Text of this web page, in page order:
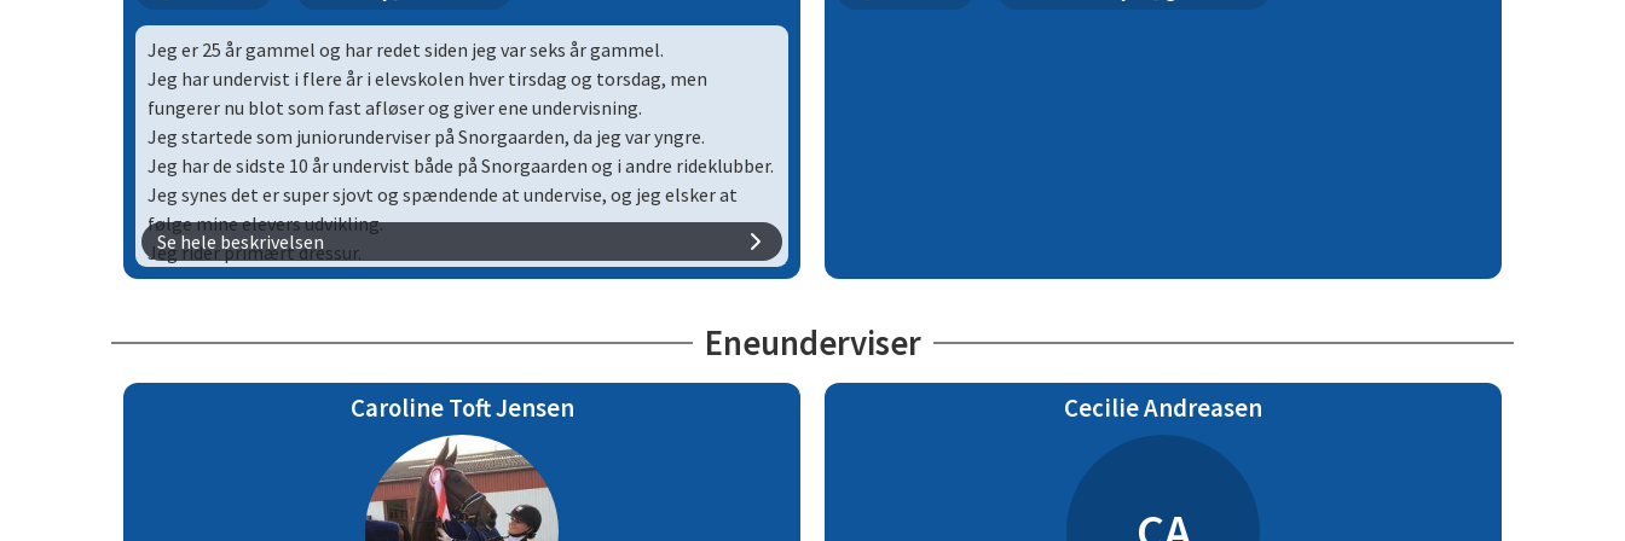
Jeg er 25 år gammel og har redet siden jeg var seks år gammel.
Jeg har undervist i flere år i elevskolen hver tirsdag og torsdag, men
fungerer nu blot som fast afløser og giver ene undervisning.
Jeg startede som juniorunderviser på Snorgaarden, da jeg var yngre.
Jeg har de sidste 10 år undervist både på Snorgaarden og i andre rideklubber.
Jeg synes det er super sjovt og spændende at undervise, og jeg elsker at
følge mine elevers udvikling.
Jeg rider primært dressur.
Jeg har min egen 7 årige dressur hest, som hedder HCH´s Quater Time.
Se hele beskrivelsen
Eneunderviser
Caroline Toft Jensen Cecilie Andreasen